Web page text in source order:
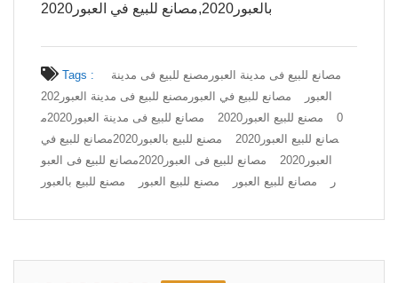
بالعبور2020,مصانع للبيع في العبور2020
Tags : مصانع للبيع فى مدينة العبور مصنع للبيع فى مدينة
العبور
مصانع للبيع في العبور
مصنع للبيع فى مدينة العبور202
0
مصنع للبيع العبور2020 مصانع للبيع فى مدينة العبور2020
م
صانع للبيع العبور2020
مصنع للبيع بالعبور2020
مصانع للبيع في
العبور2020
مصانع للبيع فى العبور2020
مصانع للبيع فى العبو
ر
مصانع للبيع العبور مصنع للبيع العبور مصنع للبيع بالعبور